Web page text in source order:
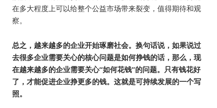
在多大程度上可以给整个公益市场带来裂变，值得期待和观
察。
总之，越来越多的企业开始琢磨社会。换句话说，如果说过
去很多企业需要关心的核心问题是如何挣钱的话，那么，现
在越来越多的企业需要关心“如何花钱”的问题。只有钱花好
了，才能促进企业挣更多的钱。这就是可持续发展的一个写
照。